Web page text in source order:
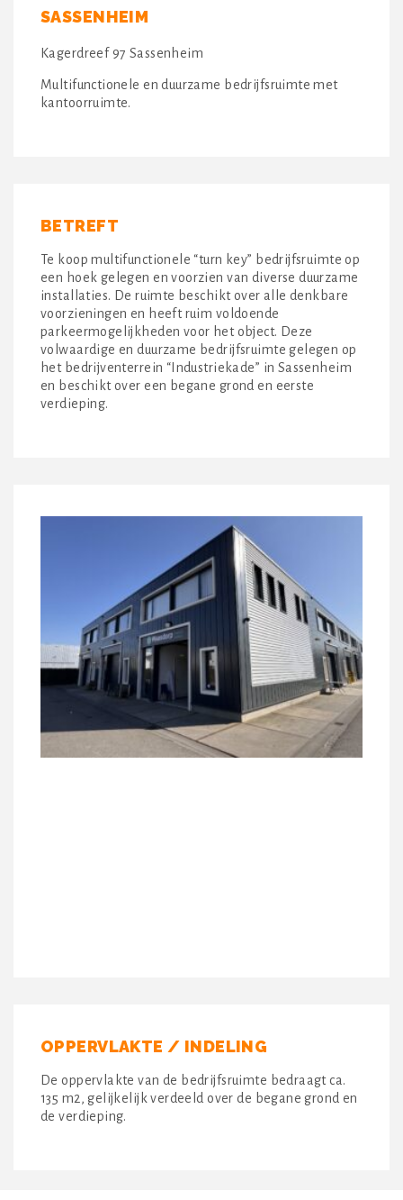
SASSENHEIM
Kagerdreef 97 Sassenheim
Multifunctionele en duurzame bedrijfsruimte met
kantoorruimte.
BETREFT
Te koop multifunctionele “turn key” bedrijfsruimte op
een hoek gelegen en voorzien van diverse duurzame
installaties. De ruimte beschikt over alle denkbare
voorzieningen en heeft ruim voldoende
parkeermogelijkheden voor het object. Deze
volwaardige en duurzame bedrijfsruimte gelegen op
het bedrijventerrein “Industriekade” in Sassenheim
en beschikt over een begane grond en eerste
verdieping.
OPPERVLAKTE / INDELING
De oppervlakte van de bedrijfsruimte bedraagt ca.
135 m2, gelijkelijk verdeeld over de begane grond en
de verdieping.